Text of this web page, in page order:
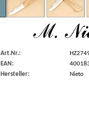
Art.Nr.:
EAN:
Hersteller:
Nieto